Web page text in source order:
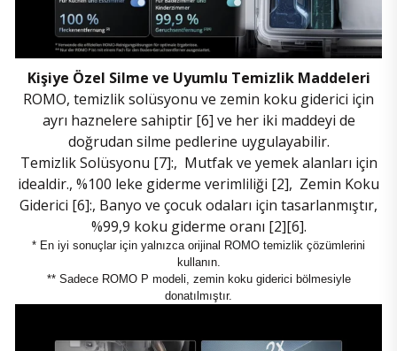
Kişiye Özel Silme ve Uyumlu Temizlik Maddeleri
ROMO, temizlik solüsyonu ve zemin koku giderici için
ayrı haznelere sahiptir [6] ve her iki maddeyi de
doğrudan silme pedlerine uygulayabilir.
Temizlik Solüsyonu [7]:, Mutfak ve yemek alanları için
idealdir., %100 leke giderme verimliliği [2], Zemin Koku
Giderici [6]:, Banyo ve çocuk odaları için tasarlanmıştır,
%99,9 koku giderme oranı [2][6].
* En iyi sonuçlar için yalnızca orijinal ROMO temizlik çözümlerini
kullanın.
** Sadece ROMO P modeli, zemin koku giderici bölmesiyle
donatılmıştır.